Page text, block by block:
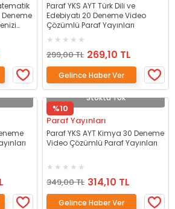
Deneme
Paraf YKS AYT Türk Dili ve
Edebiyatı 20 Deneme Video
Çözümlü Paraf Yayınları
299,00 TL 269,10 TL
Gelince Haber Ver
Stokta Yok
%10
Paraf Yayınları
Paraf YKS AYT Kimya 30 Deneme
Video Çözümlü Paraf Yayınları
349,00 TL 314,10 TL
Gelince Haber Ver